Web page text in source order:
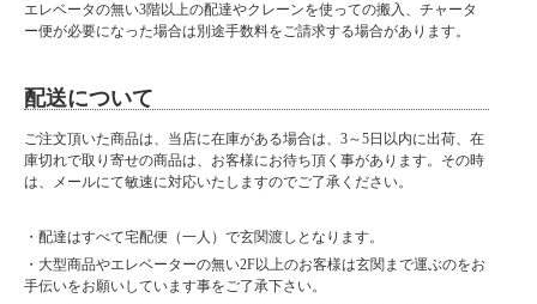
エレベータの無い3階以上の配達やクレーンを使っての搬入、チャータ
ー便が必要になった場合は別途手数料をご請求する場合があります。
配送について
ご注文頂いた商品は、当店に在庫がある場合は、3～5日以内に出荷、在
庫切れで取り寄せの商品は、お客様にお待ち頂く事があります。その時
は、メールにて敏速に対応いたしますのでご了承ください。
・配達はすべて宅配便（一人）で玄関渡しとなります。
・大型商品やエレベーターの無い2F以上のお客様は玄関まで運ぶのをお
手伝いをお願いしています事をご了承下さい。